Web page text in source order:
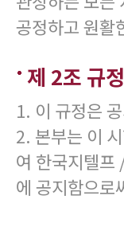
공정하고 원활
제 2조 규
1. 이 규정은
2. 본부는 이
여 한국지텔
에 공지함으로